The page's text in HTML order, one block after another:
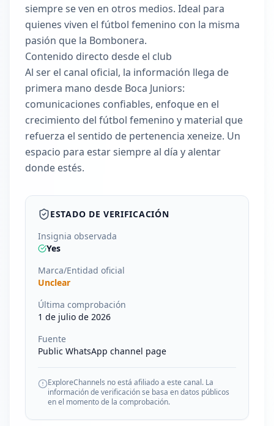
siempre se ven en otros medios. Ideal para
quienes viven el fútbol femenino con la misma
pasión que la Bombonera.
Contenido directo desde el club
Al ser el canal oficial, la información llega de
primera mano desde Boca Juniors:
comunicaciones confiables, enfoque en el
crecimiento del fútbol femenino y material que
refuerza el sentido de pertenencia xeneize. Un
espacio para estar siempre al día y alentar
donde estés.
ESTADO DE VERIFICACIÓN
Insignia observada
Yes
Marca/Entidad oficial
Unclear
Última comprobación
1 de julio de 2026
Fuente
Public WhatsApp channel page
ExploreChannels no está afiliado a este canal. La
información de verificación se basa en datos públicos
en el momento de la comprobación.